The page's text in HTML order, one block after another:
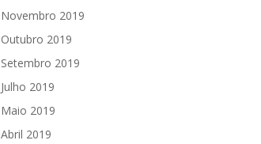
Novembro 2019
Outubro 2019
Setembro 2019
Julho 2019
Maio 2019
Abril 2019